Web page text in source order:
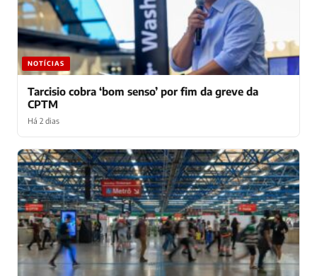
NOTÍCIAS
Tarcisio cobra ‘bom senso’ por fim da greve da
CPTM
Há 2 dias